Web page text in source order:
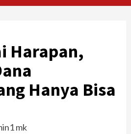
Harapan,
Hanya Bisa
mk